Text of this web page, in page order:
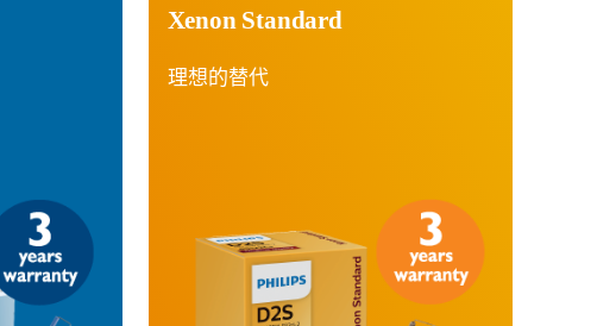
Xenon Standard
理想的替代